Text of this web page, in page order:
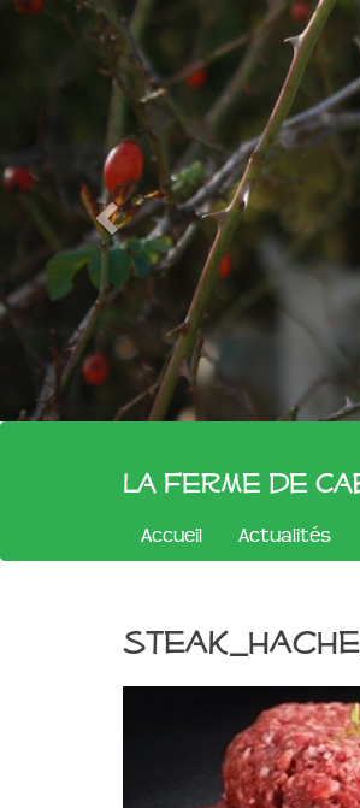
La Ferme de
Accueil Actualités